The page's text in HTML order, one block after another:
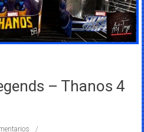
– Thanos 4